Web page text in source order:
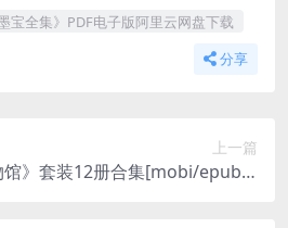
宝全集》PDF电子版阿里云网盘下载
分享
上一篇
馆》套装12册合集[mobi/epub/a